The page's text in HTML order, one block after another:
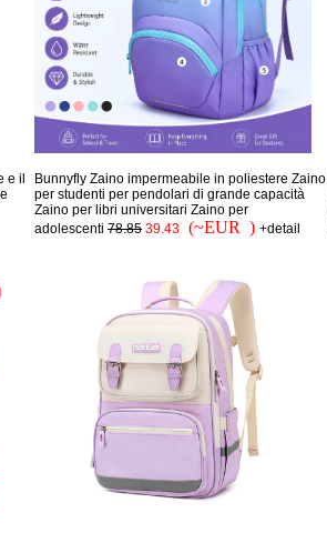
e il
Bunnyfly Zaino impermeabile in poliestere Zaino
per studenti per pendolari di grande capacità
Zaino per libri universitari Zaino per
adolescenti 78.85 39.43 (~EUR ) +detail